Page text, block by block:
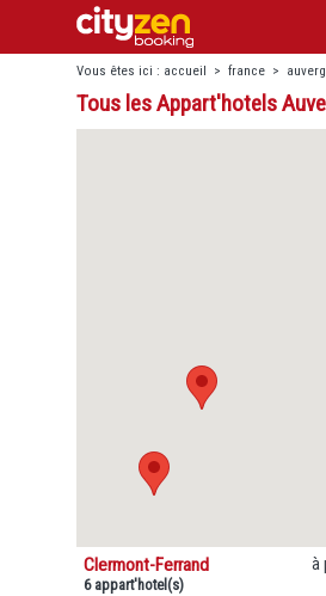
Vous êtes ici : accueil > france >
Tous les Appart'hotels
Clermont-Ferrand
6 appart'hotel(s)
à